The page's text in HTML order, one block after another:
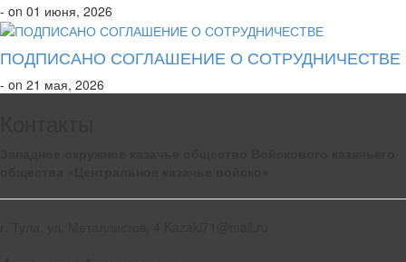
- on 01 июня, 2026
ПОДПИСАНО СОГЛАШЕНИЕ О СОТРУДНИЧЕСТВЕ
- on 21 мая, 2026